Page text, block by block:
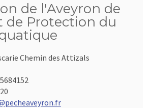
de l'Aveyron de
de Protection du
Chemin des Attizals